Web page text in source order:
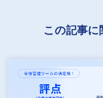
この記事に